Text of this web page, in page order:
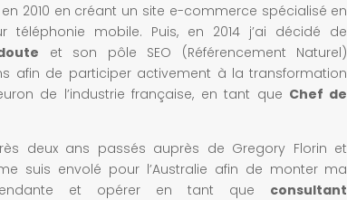
2010 en créant un site e-commerce spécialisé en
téléphonie mobile. Puis, en 2014 j’ai décidé de
et son pôle SEO (Référencement Naturel)
afin de participer activement à la transformation
de l’industrie française, en tant que Chef de
deux ans passés auprès de Gregory Florin et
suis envolé pour l’Australie afin de monter ma
et opérer en tant que consultant